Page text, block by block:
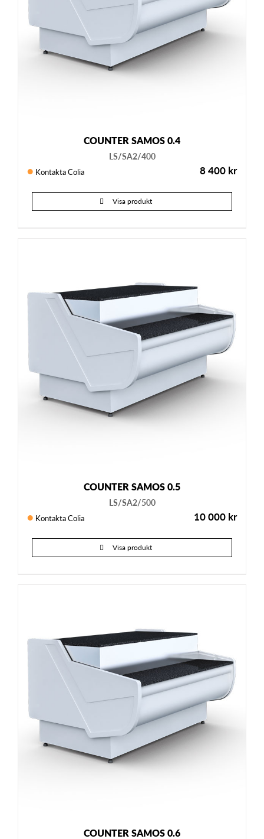
COUNTER SAMOS 0.4
LS/SA2/400
Kontakta Colia 8 400 kr
Visa produkt
COUNTER SAMOS 0.5
LS/SA2/500
Kontakta Colia 10 000 kr
Visa produkt
COUNTER SAMOS 0.6